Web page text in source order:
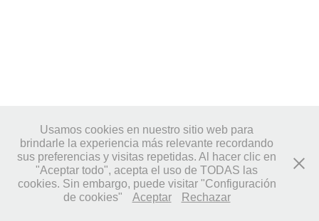
Usamos cookies en nuestro sitio web para
brindarle la experiencia más relevante recordando
sus preferencias y visitas repetidas. Al hacer clic en
"Aceptar todo", acepta el uso de TODAS las
cookies. Sin embargo, puede visitar "Configuración
de cookies"
Aceptar Rechazar